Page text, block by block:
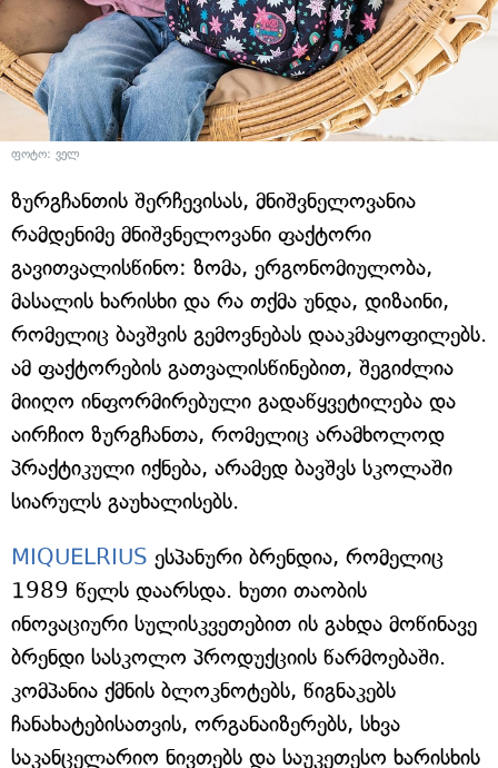
ფოტო: ველ
ზურგჩანთის შერჩევისას, მნიშვნელოვანია
რამდენიმე მნიშვნელოვანი ფაქტორი
გავითვალისწინო: ზომა, ერგონომიულობა,
მასალის ხარისხი და რა თქმა უნდა, დიზაინი,
რომელიც ბავშვის გემოვნებას დააკმაყოფილებს.
ამ ფაქტორების გათვალისწინებით, შეგიძლია
მიიღო ინფორმირებული გადაწყვეტილება და
აირჩიო ზურგჩანთა, რომელიც არამხოლოდ
პრაქტიკული იქნება, არამედ ბავშვს სკოლაში
სიარულს გაუხალისებს.
MIQUELRIUS ესპანური ბრენდია, რომელიც
1989 წელს დაარსდა. ხუთი თაობის
ინოვაციური სულისკვეთებით ის გახდა მოწინავე
ბრენდი სასკოლო პროდუქციის წარმოებაში.
კომპანია ქმნის ბლოკნოტებს, წიგნაკებს
ჩანახატებისათვის, ორგანაიზერებს, სხვა
საკანცელარიო ნივთებს და საუკეთესო ხარისხის